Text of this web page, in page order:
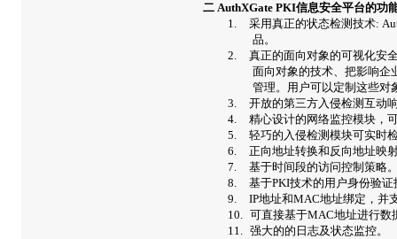
二 AuthXGate PKI信息安全平台的功
1.
采用真正的状态检测技术:
品。
2.
真正的面向对象的可视化安
面向对象的技术、把影响企
管理。用户可以定制这些对
3.
开放的第三方入侵检测互动
4.
精心设计的网络监控模块，
5.
轻巧的入侵检测模块可实时
6.
正向地址转换和反向地址映
7.
基于时间段的访问控制策略
8.
基于PKI技术的用户身份验证
9.
IP地址和MAC地址绑定，并
10. 可直接基于MAC地址进行数
11. 强大的的日志及状态监控。